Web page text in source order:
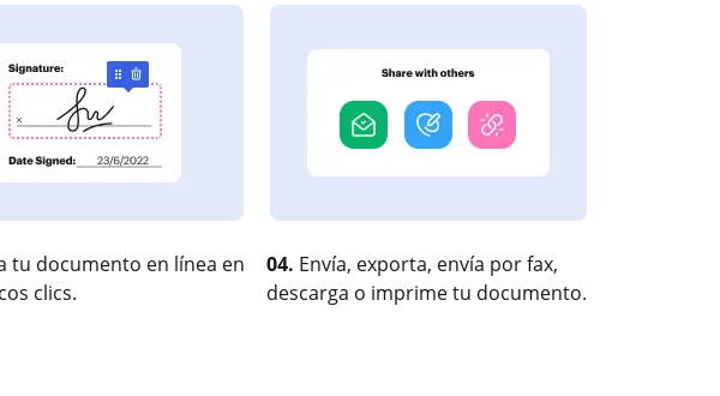
tu documento en línea en
clics.
04. Envía, exporta, envía por fax,
descarga o imprime tu documento.